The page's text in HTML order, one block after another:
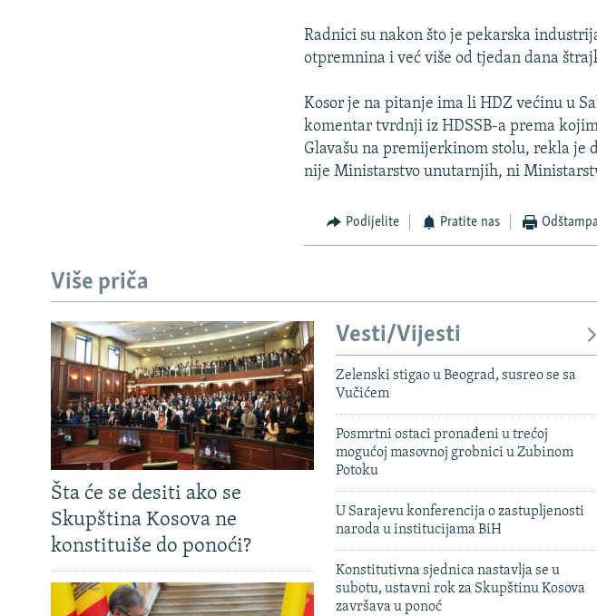
TRI DECENIJE OD RATA U BIH
SVE KARTE DEJTONA
NASTANAK I RASPAD JUGOSLAVIJE
Radnici su nakon što je pekarska
otpremnina i već više od tjedan dana
Kosor je na pitanje ima li HDZ većinu u
komentar tvrdnji iz HDSSB-a prema
Glavašu na premijerkinom stolu, rekla je
nije Ministarstvo unutarnjih, ni
Podijelite Pratite nas
Više priča
Šta će se desiti ako se
Skupština Kosova ne
konstituiše do ponoći?
Vesti/Vijesti
Zelenski stigao u Beograd, susreo se sa
Vučićem
Posmrtni ostaci pronađeni u trećoj
mogućoj masovnoj grobnici u Zubinom
Potoku
U Sarajevu konferencija o zastupljenosti
naroda u institucijama BiH
Konstitutivna sjednica nastavlja se u
subotu, ustavni rok za Skupštinu Kosova
završava u ponoć